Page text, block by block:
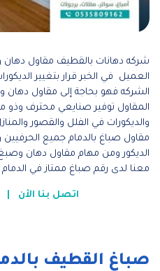
شركه دهانات بالقطيف مقاول دهان
العميل في الخبر قرار بتغيير
الشركه فهو بحاجة إلى مقاول دهان و
المقاول توفير صنايعي محترف وذو
والديكورات في الفلل والقصور
مقاول صباغ بالدمام جميع
الديكور ومن مهام مقاول دهان
معنا لدى رقم صباغ ممتاز في الدمام
اتصل بنا الأن
صباغ القطيف